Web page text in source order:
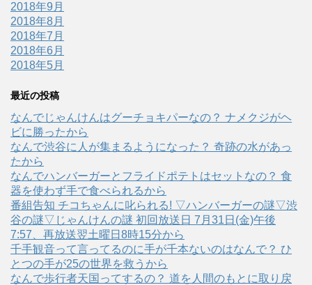
2018年9月
2018年8月
2018年7月
2018年6月
2018年5月
最近の投稿
なんでじゃんけんはグーチョキパーなの？ ナメクジがヘ
ビに勝ったから
なんで渋谷に人が集まるようになった？ 奇跡の水があっ
たから
なんでハンバーガーとフライドポテトはセットなの？ 食
器を使わず手で食べられるから
番組告知 チコちゃんに叱られる! ▽ハンバーガーの謎▽渋
谷の謎▽じゃんけんの謎 初回放送日 7月31日(金)午後
7:57、再放送翌土曜日8時15分から
千手観音って言ってるのに手が千本ないのはなんで？ ひ
とつの手が25の世界を救うから
なんで歩行者天国ってするの？ 道を人間のもとに取り戻